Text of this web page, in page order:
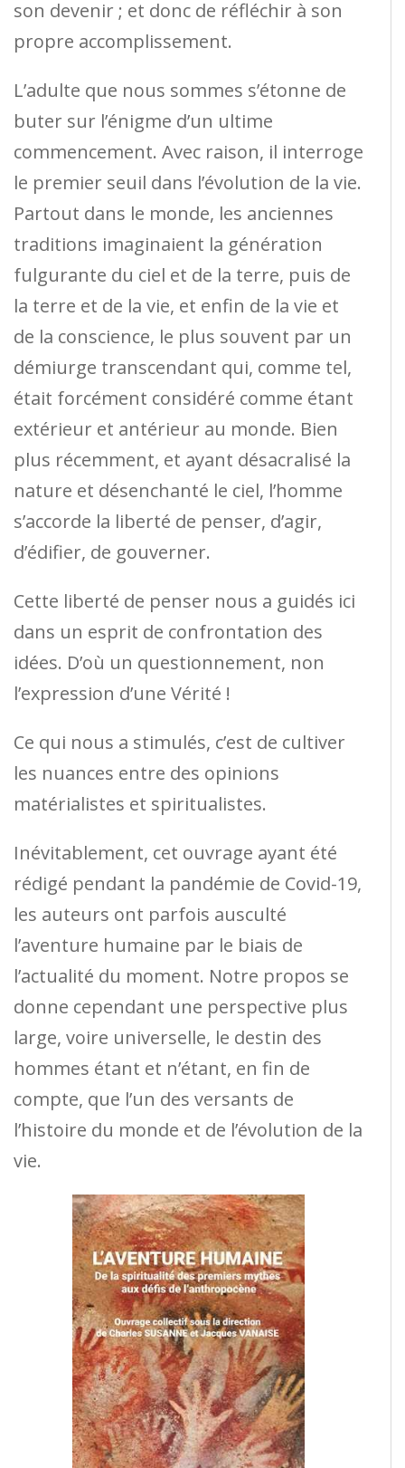
son devenir ; et donc de réfléchir à son
propre accomplissement.
L’adulte que nous sommes s’étonne de
buter sur l’énigme d’un ultime
commencement. Avec raison, il interroge
le premier seuil dans l’évolution de la vie.
Partout dans le monde, les anciennes
traditions imaginaient la génération
fulgurante du ciel et de la terre, puis de
la terre et de la vie, et enfin de la vie et
de la conscience, le plus souvent par un
démiurge transcendant qui, comme tel,
était forcément considéré comme étant
extérieur et antérieur au monde. Bien
plus récemment, et ayant désacralisé la
nature et désenchanté le ciel, l’homme
s’accorde la liberté de penser, d’agir,
d’édifier, de gouverner.
Cette liberté de penser nous a guidés ici
dans un esprit de confrontation des
idées. D’où un questionnement, non
l’expression d’une Vérité !
Ce qui nous a stimulés, c’est de cultiver
les nuances entre des opinions
matérialistes et spiritualistes.
Inévitablement, cet ouvrage ayant été
rédigé pendant la pandémie de Covid-19,
les auteurs ont parfois ausculté
l’aventure humaine par le biais de
l’actualité du moment. Notre propos se
donne cependant une perspective plus
large, voire universelle, le destin des
hommes étant et n’étant, en fin de
compte, que l’un des versants de
l’histoire du monde et de l’évolution de la
vie.